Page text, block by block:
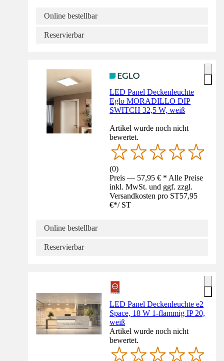
Online bestellbar
Reservierbar
LED Panel Deckenleuchte
Eglo MORADILLO DIP
SWITCH 32,5 W, weiß
Artikel wurde noch nicht
bewertet.
(0)
Preis — 57,95 € * Alle Preise
inkl. MwSt. und ggf. zzgl.
Versandkosten pro ST57,95
€*/ ST
Online bestellbar
Reservierbar
LED Panel Deckenleuchte e2
Space, 18 W 1-flammig IP 20,
weiß
Artikel wurde noch nicht
bewertet.